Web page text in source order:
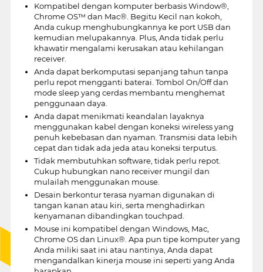
Kompatibel dengan komputer berbasis Window®,
Chrome OS™ dan Mac®. Begitu Kecil nan kokoh,
Anda cukup menghubungkannya ke port USB dan
kemudian melupakannya. Plus, Anda tidak perlu
khawatir mengalami kerusakan atau kehilangan
receiver.
Anda dapat berkomputasi sepanjang tahun tanpa
perlu repot mengganti baterai. Tombol On/Off dan
mode sleep yang cerdas membantu menghemat
penggunaan daya.
Anda dapat menikmati keandalan layaknya
menggunakan kabel dengan koneksi wireless yang
penuh kebebasan dan nyaman. Transmisi data lebih
cepat dan tidak ada jeda atau koneksi terputus.
Tidak membutuhkan software, tidak perlu repot.
Cukup hubungkan nano receiver mungil dan
mulailah menggunakan mouse.
Desain berkontur terasa nyaman digunakan di
tangan kanan atau kiri, serta menghadirkan
kenyamanan dibandingkan touchpad.
Mouse ini kompatibel dengan Windows, Mac,
Chrome OS dan Linux®. Apa pun tipe komputer yang
Anda miliki saat ini atau nantinya, Anda dapat
mengandalkan kinerja mouse ini seperti yang Anda